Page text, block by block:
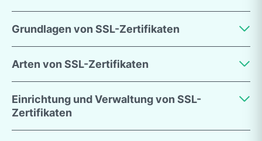
Grundlagen von SSL-Zertifikaten
es?
Arten von SSL-Zertifikaten
Domain-validierte (DV) Zertifikate
Einrichtung und Verwaltung von SSL-
Zertifikaten